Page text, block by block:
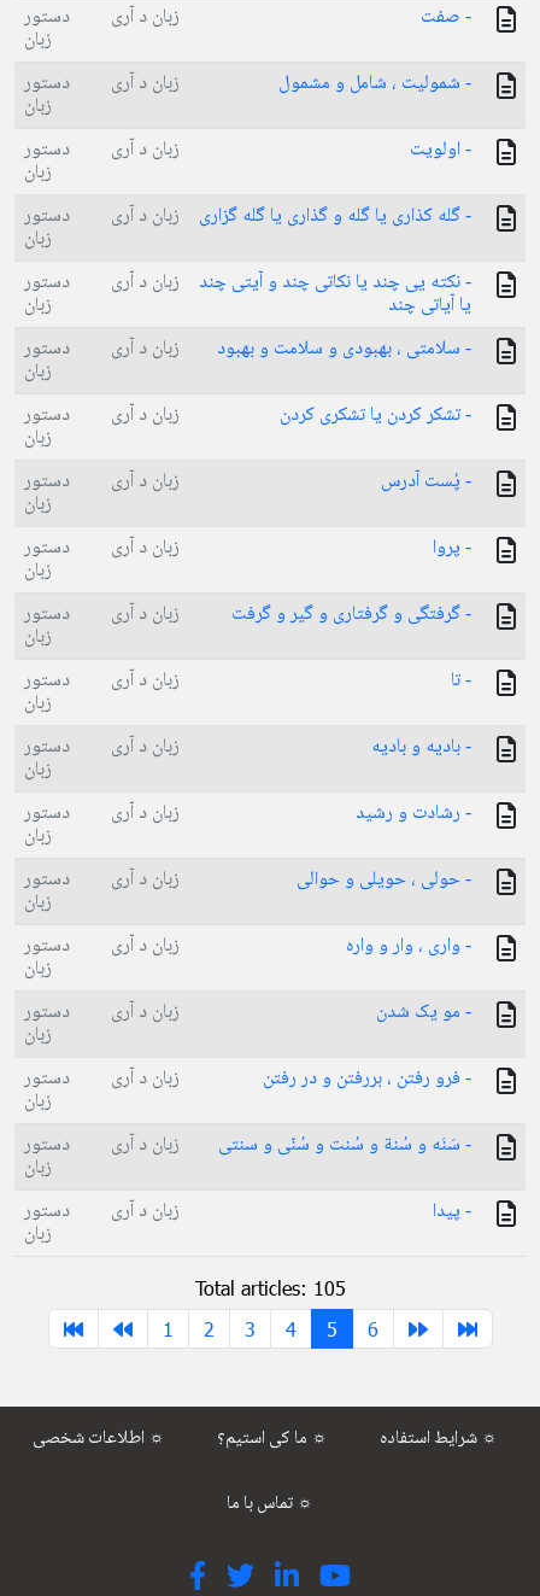
- صفت
زبان د آری دستور
زبان
- شمولیت ، شامل و مشمول
زبان د آری دستور
زبان
- اولویت
زبان د آری دستور
زبان
- گله کذاری یا گله و گذاری یا گله گزاری
زبان د آری دستور
زبان
- نکته یی چند یا نکاتی چند و آیتی چند
یا آیاتی چند
زبان د آری دستور
زبان
- سلامتی ، بهبودی و سلامت و بهبود
زبان د آری دستور
زبان
- تشکر کردن یا تشکری کردن
زبان د آری دستور
زبان
- پُست آدرس
زبان د آری دستور
زبان
- پروا
زبان د آری دستور
زبان
- گرفتگی و گرفتاری و گیر و گرفت
زبان د آری دستور
زبان
- تا
زبان د آری دستور
زبان
- بادیه و بادیه
زبان د آری دستور
زبان
- رشادت و رشید
زبان د آری دستور
زبان
- حولی ، حویلی و حوالی
زبان د آری دستور
زبان
- واری ، وار و واره
زبان د آری دستور
زبان
- مو یک شدن
زبان د آری دستور
زبان
- فرو رفتن ، بررفتن و در رفتن
زبان د آری دستور
زبان
- سَنَه و سُنة و سُنت و سُنّی و سنتی
زبان د آری دستور
زبان
- پیدا
زبان د آری دستور
زبان
Total articles: 105
1
2 3 4 5 6
اطلاعات شخصی ☼ ما کی استیم؟ ☼ شرایط استفاده ☼
تماس با ما ☼